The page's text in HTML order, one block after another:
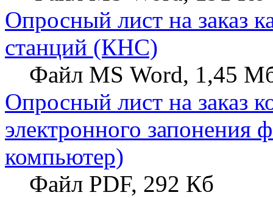
Опросный лист на заказ
станций (КНС)
Файл MS Word, 1,45
Опросный лист на
электронного запонения
компьютер)
Файл PDF, 292 Кб